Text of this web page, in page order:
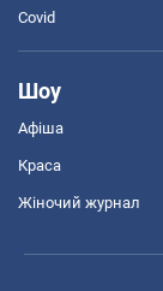
Covid
Шоу
Афіша
Краса
Жіночий журнал